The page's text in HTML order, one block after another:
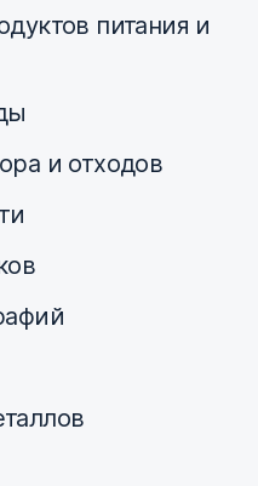
питания и
и отходов